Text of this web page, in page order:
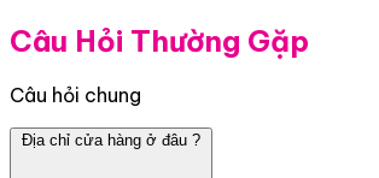
Câu Hỏi Thường Gặp
Câu hỏi chung
Địa chỉ cửa hàng ở đâu ?